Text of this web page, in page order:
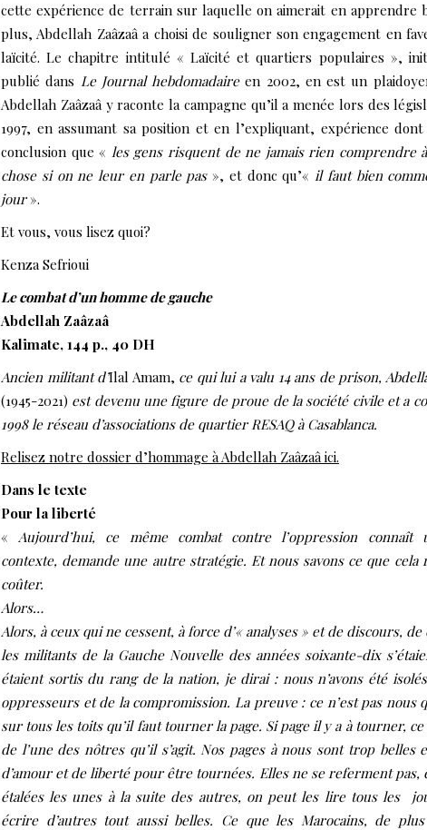
cette expérience de terrain sur laquelle on aimerait en apprendre
plus, Abdellah Zaâzaâ a choisi de souligner son engagement en
laïcité. Le chapitre intitulé « Laïcité et quartiers populaires »,
publié dans Le Journal hebdomadaireen 2002, en est un
Abdellah Zaâzaâ y raconte la campagne qu’il a menée lors des
1997, en assumant sa position et en l’expliquant, expérience
conclusion que « les gens risquent de ne jamais rien comprendre
chose si on ne leur en parle pas», et donc qu’« il faut bien
jour».
Et vous, vous lisez quoi?
Kenza Sefrioui
Le combat d’un homme de gauche
Abdellah Zaâzaâ
Kalimate, 144 p., 40 DH
Ancien militant d’Ilal Amam, ce qui lui a valu 14 ans de prison,
(1945-2021) est devenu une figure de proue de la société civile et a
1998 le réseau d’associations de quartier RESAQ à Casablanca.
Relisez notre dossier d’hommage à Abdellah Zaâzaâ ici.
Dans le texte
Pour la liberté
«Aujourd’hui, ce même combat contre l’oppression connaît
contexte, demande une autre stratégie. Et nous savons ce que cela
coûter.
Alors…
Alors, à ceux qui ne cessent, à force d’« analyses » et de discours,
les militants de la Gauche Nouvelle des années soixante-dix
étaient sortis du rang de la nation, je dirai : nous n’avons été
oppresseurs et de la compromission. La preuve : ce n’est pas nous
sur tous les toits qu’il faut tourner la page. Si page il y a à tourner, ce
de l’une des nôtres qu’il s’agit. Nos pages à nous sont trop belles
d’amour et de liberté pour être tournées. Elles ne se referment pas,
étalées les unes à la suite des autres, on peut les lire tous les
écrire d’autres tout aussi belles. Ce que les Marocains, de